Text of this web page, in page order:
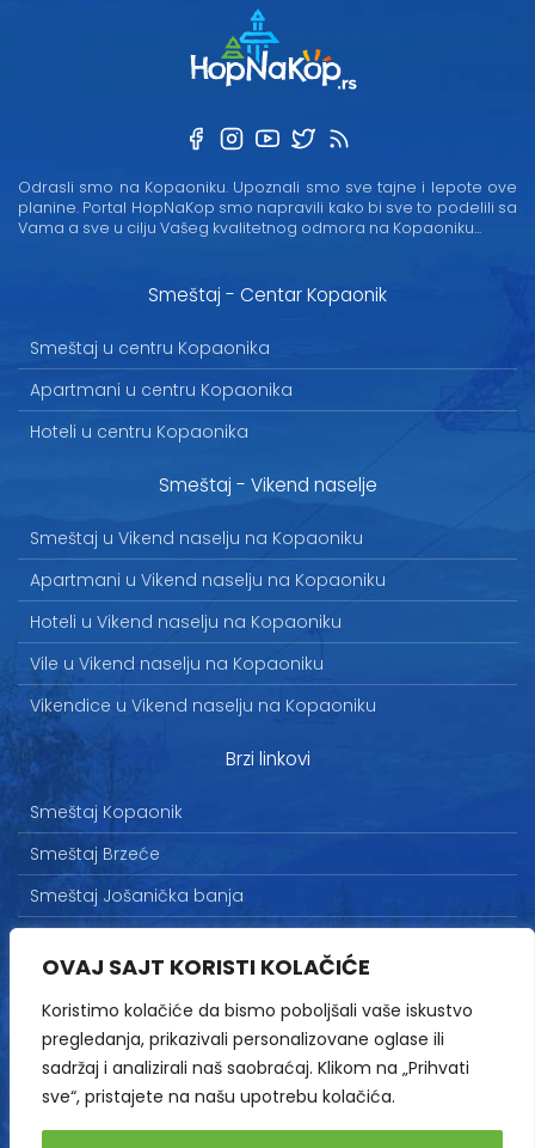
OVAJ SAJT KORISTI KOLAČIĆE
Koristimo kolačiće da bismo poboljšali vaše iskustvo
pregledanja, prikazivali personalizovane oglase ili
sadržaj i analizirali naš saobraćaj. Klikom na „Prihvati
sve“, pristajete na našu upotrebu kolačića.
Odrasli smo na Kopaoniku. Upoznali smo sve tajne i lepote ove
planine. Portal HopNaKop smo napravili kako bi sve to podelili sa
Vama a sve u cilju Vašeg kvalitetnog odmora na Kopaoniku...
Smeštaj - Centar Kopaonik
Smeštaj u centru Kopaonika
Apartmani u centru Kopaonika
Hoteli u centru Kopaonika
Smeštaj - Vikend naselje
Smeštaj u Vikend naselju na Kopaoniku
Apartmani u Vikend naselju na Kopaoniku
Hoteli u Vikend naselju na Kopaoniku
Vile u Vikend naselju na Kopaoniku
Vikendice u Vikend naselju na Kopaoniku
Brzi linkovi
Smeštaj Kopaonik
Smeštaj Brzeće
Smeštaj Jošanička banja
Marketing
Politika privatnosti
Kontakt